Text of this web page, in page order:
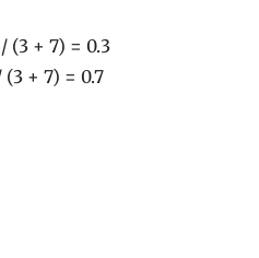
(3 + 7) = 0.3
+ 7) = 0.7